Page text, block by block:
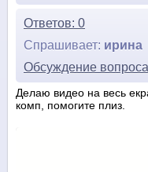
Ответов: 0
Спрашивает: ирина
Обсуждение вопроса
Делаю видео на весь
комп, помогите плиз.